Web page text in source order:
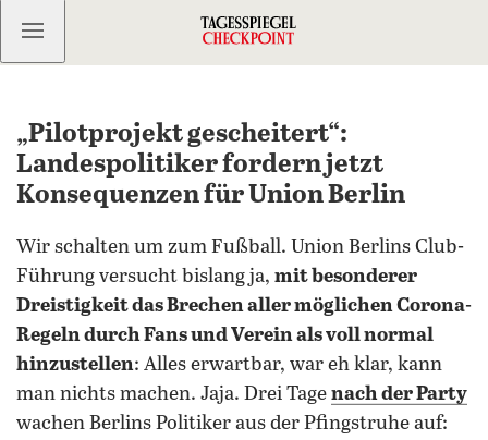
Kostenlos anmelden
„Pilotprojekt gescheitert“:
Landespolitiker fordern jetzt
Konsequenzen für Union Berlin
Wir schalten um zum Fußball. Union Berlins Club-
Führung versucht bislang ja, mit besonderer
Dreistigkeit das Brechen aller möglichen Corona-
Regeln durch Fans und Verein als voll normal
hinzustellen: Alles erwartbar, war eh klar, kann
man nichts machen. Jaja. Drei Tage nach der Party
wachen Berlins Politiker aus der Pfingstruhe auf: